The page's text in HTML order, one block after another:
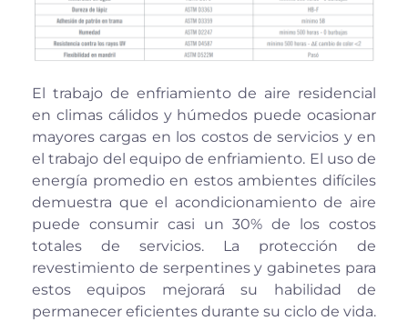
El trabajo de enfriamiento de aire residencial
en climas cálidos y húmedos puede ocasionar
mayores cargas en los costos de servicios y en
el trabajo del equipo de enfriamiento. El uso de
energía promedio en estos ambientes difíciles
demuestra que el acondicionamiento de aire
puede consumir casi un 30% de los costos
totales de servicios. La protección de
revestimiento de serpentines y gabinetes para
estos equipos mejorará su habilidad de
permanecer eficientes durante su ciclo de vida.